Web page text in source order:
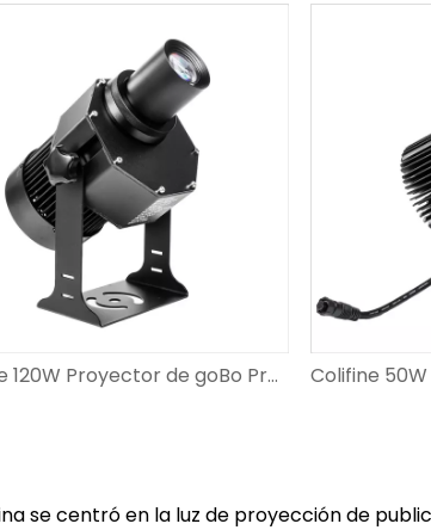
Colifine 120W Proyector de goBo Proyector Luces de gobo con proyección de logotipo para boda DS-FS-120
se centró en la luz de proyección de